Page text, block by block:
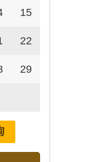
15
22
29